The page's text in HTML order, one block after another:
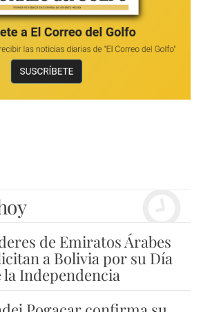
de Emiratos Árabes
a Bolivia por su Día
la Independencia